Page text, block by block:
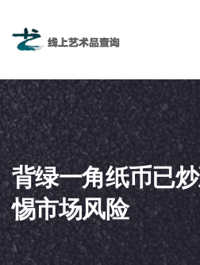
背绿一角纸币已
惕市场风险